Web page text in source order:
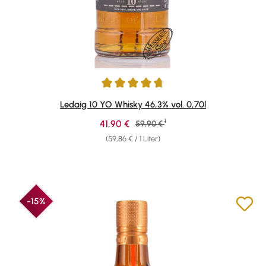
Durchschnittliche Bewertung von 4.78 von 5 Sternen
Ledaig 10 YO Whisky 46,3% vol. 0,70l
(59,86 € / 1 Liter)
Verkaufspreis:
41,90 € Regulärer Preis:
59,90 € 1
-15%